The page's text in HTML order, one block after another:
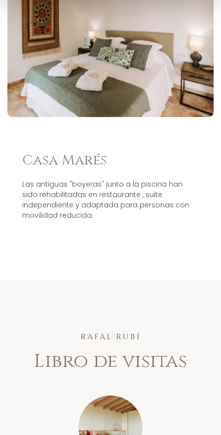
Casa Marés
Las antiguas "boyeras" junto a la piscina han
sido rehabilitadas en restaurante , suite
independiente y adaptada para personas con
movilidad reducida.
RAFAL RUBÍ
Libro de visitas